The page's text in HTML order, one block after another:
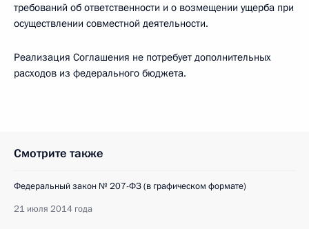
требований об ответственности и о возмещении ущерба при
осуществлении совместной деятельности.
Реализация Соглашения не потребует дополнительных
расходов из федерального бюджета.
Смотрите также
Федеральный закон № 207-ФЗ (в графическом формате)
21 июля 2014 года